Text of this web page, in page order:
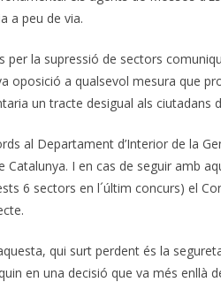
a peu de via.
la supressió de sectors
oposició a qualsevol mesura que
un tracte desigual als ciutadans
al Departament d’Interior de la
Catalunya. I en cas de seguir amb
6 sectors en l´últim concurs) el
qui surt perdent és la
en una decisió que va més enllà